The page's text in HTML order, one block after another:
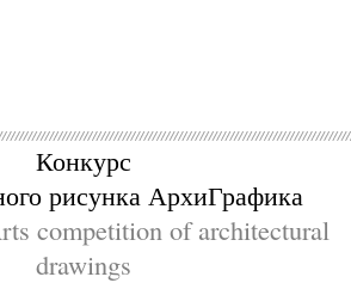
Конкурс
рисунка АрхиГрафика
competition of architectural
drawings